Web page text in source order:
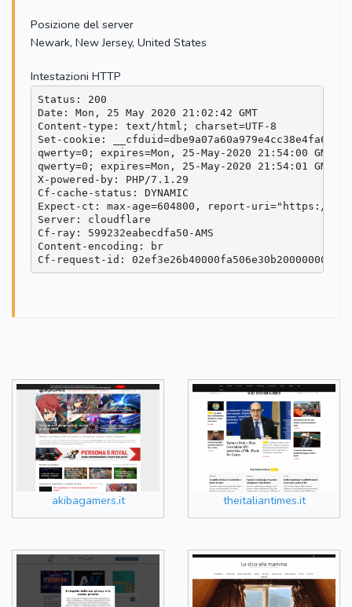
Posizione del server
Newark, New Jersey, United States
Intestazioni HTTP
Status: 200
Date: Mon, 25 May 2020 21:02:42 GMT
Content-type: text/html; charset=UTF-8
Set-cookie:
qwerty=0; expires=Mon, 25-May-2020 21:54:00 GMT;
qwerty=0; expires=Mon, 25-May-2020 21:54:01 GMT;
X-powered-by: PHP/7.1.29
Cf-cache-status: DYNAMIC
Expect-ct: max-age=604800, report-uri="https://
Server: cloudflare
Cf-ray: 599232eabecdfa50-AMS
Content-encoding: br
akibagamers.it theitaliantimes.it